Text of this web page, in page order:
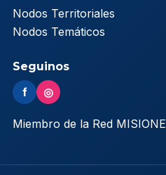
Nodos Territoriales
Nodos Temáticos
Seguinos
f ◎
Miembro de la Red